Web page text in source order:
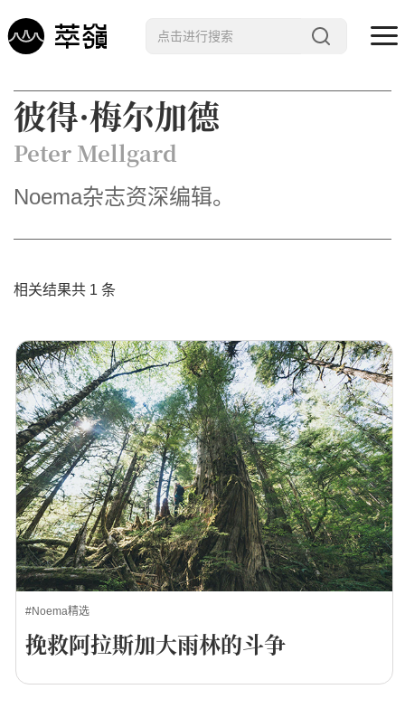
哲学 · 文明
数字治理
彼得·梅尔加德
Peter Mellgard
Noema杂志资深编辑。
相关结果共 1 条
#Noema精选
挽救阿拉斯加大雨林的斗争